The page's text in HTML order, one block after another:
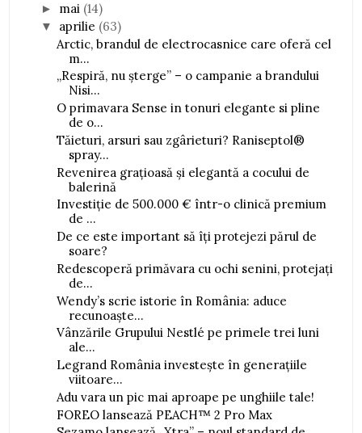
► mai (14)
▼ aprilie (63)
Arctic, brandul de electrocasnice care oferă cel
m...
„Respiră, nu șterge” – o campanie a brandului
Nisi...
O primavara Sense in tonuri elegante si pline
de o...
Tăieturi, arsuri sau zgârieturi? Raniseptol®
spray...
Revenirea grațioasă și elegantă a cocului de
balerină
Investiție de 500.000 € într-o clinică premium
de ...
De ce este important să îți protejezi părul de
soare?
Redescoperă primăvara cu ochi senini, protejați
de...
Wendy’s scrie istorie în România: aduce
recunoaște...
Vânzările Grupului Nestlé pe primele trei luni
ale...
Legrand România investește în generațiile
viitoare...
Adu vara un pic mai aproape pe unghiile tale!
FOREO lansează PEACH™ 2 Pro Max